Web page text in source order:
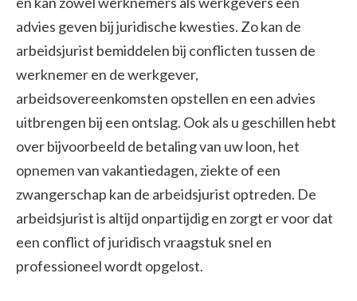
advies geven bij juridische kwesties. Zo kan de
arbeidsjurist bemiddelen bij conflicten tussen de
werknemer en de werkgever,
arbeidsovereenkomsten opstellen en een advies
uitbrengen bij een ontslag. Ook als u geschillen hebt
over bijvoorbeeld de betaling van uw loon, het
opnemen van vakantiedagen, ziekte of een
zwangerschap kan de arbeidsjurist optreden. De
arbeidsjurist is altijd onpartijdig en zorgt er voor dat
een conflict of juridisch vraagstuk snel en
professioneel wordt opgelost.